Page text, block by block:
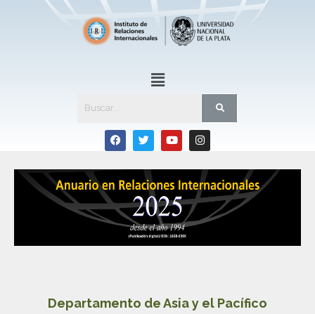
Departamento de Asia y el Pacífico